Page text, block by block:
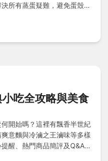
所有蒸蛋疑難，避免蛋殼破
吃全攻略與美食
開始嗎？這裡有飄香半世紀
意麵與冷滷之王滷味等多樣
醒、熱門商品簡評及Q&A